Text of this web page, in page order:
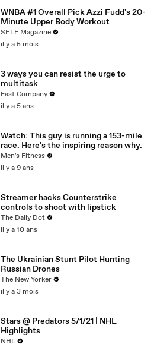
WNBA #1 Overall Pick Azzi Fudd's 20-
Minute Upper Body Workout
SELF Magazine
il y a 5 mois
3 ways you can resist the urge to
multitask
Fast Company
il y a 5 ans
Watch: This guy is running a 153-mile
race. Here's the inspiring reason why.
Men's Fitness
il y a 9 ans
Streamer hacks Counterstrike
controls to shoot with lipstick
The Daily Dot
il y a 10 ans
The Ukrainian Stunt Pilot Hunting
Russian Drones
The New Yorker
il y a 3 mois
Stars @ Predators 5/1/21 | NHL
Highlights
NHL